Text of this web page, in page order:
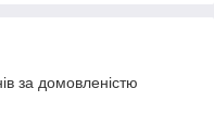
за домовленістю